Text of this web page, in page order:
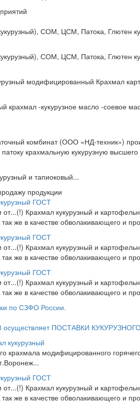
СОМ, ЦСМ, Патока, Глютен
СОМ, ЦСМ, Патока, Глютен
модифицированный Крахмал
крахмал -кукурузное масло -соевое
комбинат (ООО «НД-техник»)
крахмальную кукурузную
и тапиоковый...
продукции
ГОСТ
от...(!) Крахмал кукурузный и
так же в качестве обволакивающего и
ГОСТ
от...(!) Крахмал кукурузный и
так же в качестве обволакивающего и
ГОСТ
от...(!) Крахмал кукурузный и
так же в качестве обволакивающего и
по СЗФО России.
осуществляет ПОСТАВКИ
кукурузный
крахмала модифицированного
ГОСТ
от...(!) Крахмал кукурузный и
так же в качестве обволакивающего и